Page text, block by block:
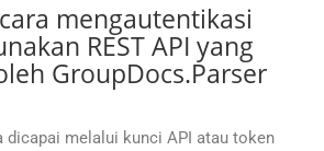
mengautentikasi
REST API yang
GroupDocs.Parser
dicapai melalui kunci API atau token